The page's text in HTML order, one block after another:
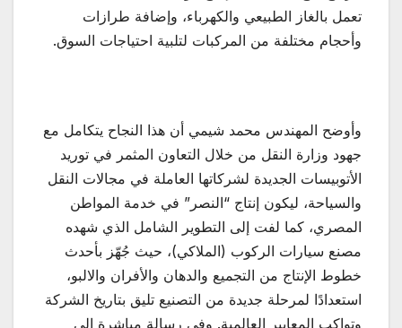
تعمل بالغاز الطبيعي والكهرباء، وإضافة طرازات
وأحجام مختلفة من المركبات لتلبية احتياجات السوق.
وأوضح المهندس محمد شيمي أن هذا النجاح يتكامل مع
جهود وزارة النقل من خلال التعاون المثمر في توريد
الأتوبيسات الجديدة لشركاتها العاملة في مجالات النقل
والسياحة، ليكون إنتاج “النصر” في خدمة المواطن
المصري، كما لفت إلى التطوير الشامل الذي شهده
مصنع سيارات الركوب (الملاكي)، حيث جُهّز بأحدث
خطوط الإنتاج من التجميع والدهان والأفران والالبو،
استعدادًا لمرحلة جديدة من التصنيع تليق بتاريخ الشركة
وتواكب المعايير العالمية. وفي رسالة مباشرة إلى